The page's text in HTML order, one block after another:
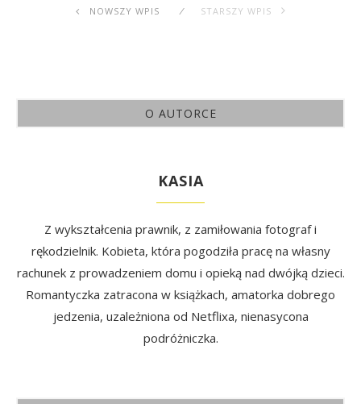
NOWSZY WPIS STARSZY WPIS
O AUTORCE
KASIA
Z wykształcenia prawnik, z zamiłowania fotograf i
rękodzielnik. Kobieta, która pogodziła pracę na własny
rachunek z prowadzeniem domu i opieką nad dwójką dzieci.
Romantyczka zatracona w książkach, amatorka dobrego
jedzenia, uzależniona od Netflixa, nienasycona
podróżniczka.